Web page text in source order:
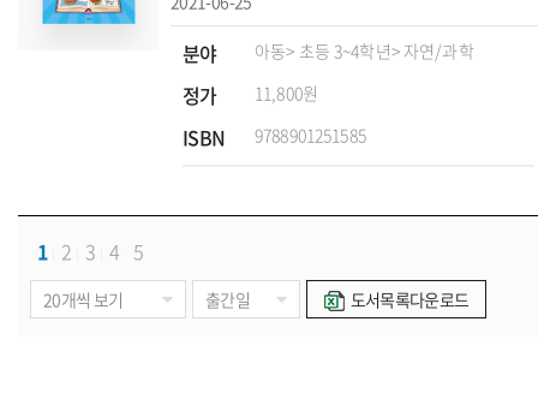
분야 아동> 초등 3~4학년> 자연/과학
정가 11,800원
ISBN 9788901251585
1 2 3 4 5
도서목록다운로드